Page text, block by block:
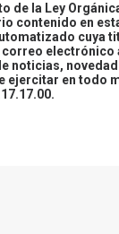
de la Ley
contenido en
cuya
electrónico
noticias,
en todo